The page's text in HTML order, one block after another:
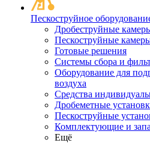
Пескоструйное
Дробеструйные
Пескоструйные
Готовые решения
Системы сбора и
Оборудование для
воздуха
Средства
Дробеметные
Пескоструйные
Комплектующие и
Ещё